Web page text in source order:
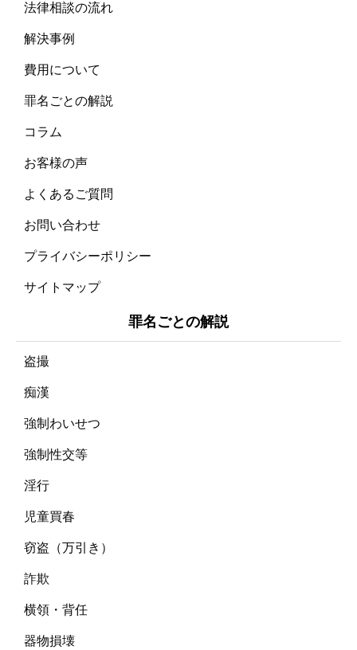
法律相談の流れ
解決事例
費用について
罪名ごとの解説
コラム
お客様の声
よくあるご質問
お問い合わせ
プライバシーポリシー
サイトマップ
罪名ごとの解説
盗撮
痴漢
強制わいせつ
強制性交等
淫行
児童買春
窃盗（万引き）
詐欺
横領・背任
器物損壊